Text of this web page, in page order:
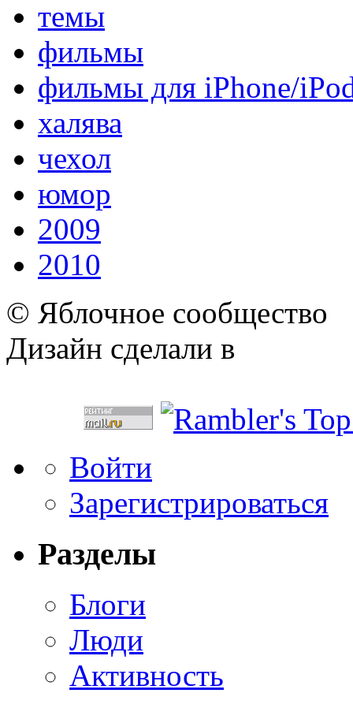
темы
фильмы
фильмы для iPhone/
халява
чехол
юмор
2009
2010
© Яблочное сообщество
Дизайн сделали в
Войти
Зарегистрироваться
Разделы
Блоги
Люди
Активность